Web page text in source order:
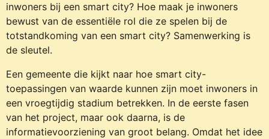
inwoners bij een smart city? Hoe maak je inwoners
bewust van de essentiële rol die ze spelen bij de
totstandkoming van een smart city? Samenwerking is
de sleutel.
Een gemeente die kijkt naar hoe smart city-
toepassingen van waarde kunnen zijn moet inwoners in
een vroegtijdig stadium betrekken. In de eerste fasen
van het project, maar ook daarna, is de
informatievoorziening van groot belang. Omdat het idee